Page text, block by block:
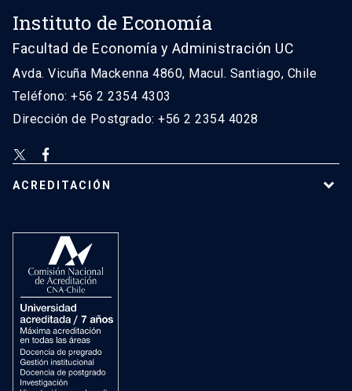
Instituto de Economía
Facultad de Economía y Administración UC
Avda. Vicuña Mackenna 4860, Macul. Santiago, Chile
Teléfono: +56 2 2354 4303
Dirección de Postgrado: +56 2 2354 4028
ACREDITACIÓN